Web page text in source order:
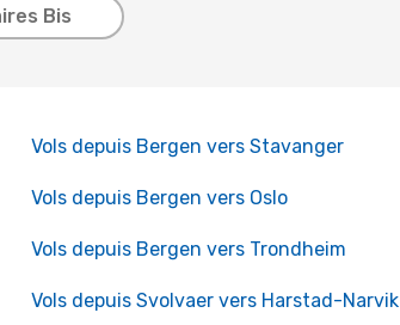
Bis
Vols depuis Bergen vers Stavanger
Vols depuis Bergen vers Oslo
Vols depuis Bergen vers Trondheim
Vols depuis Svolvaer vers Harstad-Narvik